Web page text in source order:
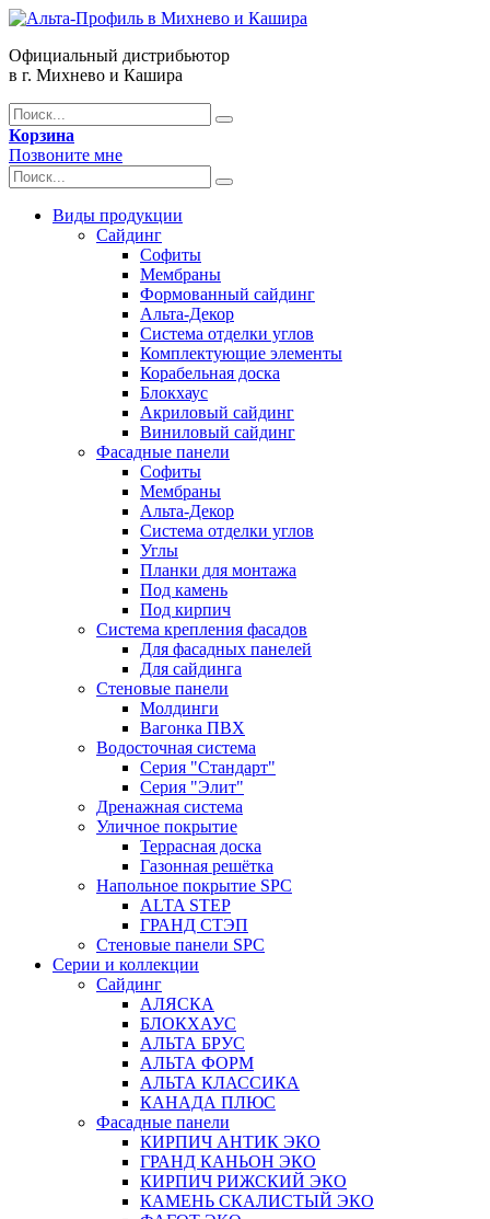
Официальный дистрибьютор
в г. Михнево и Кашира
Корзина
Позвоните мне
Виды продукции
Сайдинг
Софиты
Мембраны
Формованный сайдинг
Альта-Декор
Система отделки углов
Комплектующие элементы
Корабельная доска
Блокхаус
Акриловый сайдинг
Виниловый сайдинг
Фасадные панели
Софиты
Мембраны
Альта-Декор
Система отделки углов
Углы
Планки для монтажа
Под камень
Под кирпич
Система крепления фасадов
Для фасадных панелей
Для сайдинга
Стеновые панели
Молдинги
Вагонка ПВХ
Водосточная система
Серия "Стандарт"
Серия "Элит"
Дренажная система
Уличное покрытие
Террасная доска
Газонная решётка
Напольное покрытие SPC
ALTA STEP
ГРАНД СТЭП
Стеновые панели SPC
Серии и коллекции
Сайдинг
АЛЯСКА
БЛОКХАУС
АЛЬТА БРУС
АЛЬТА ФОРМ
АЛЬТА КЛАССИКА
КАНАДА ПЛЮС
Фасадные панели
КИРПИЧ АНТИК ЭКО
ГРАНД КАНЬОН ЭКО
КИРПИЧ РИЖСКИЙ ЭКО
КАМЕНЬ СКАЛИСТЫЙ ЭКО